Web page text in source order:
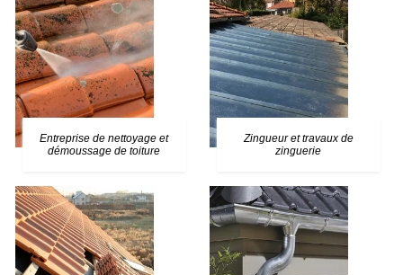
Entreprise de nettoyage et
démoussage de toiture
Zingueur et travaux de
zinguerie